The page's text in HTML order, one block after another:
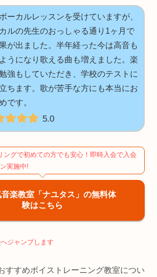
ーカルレッスンを受けていますが、
ルの先生のおっしゃる通り1ヶ月で
が出ました。半年経った今は高音も
うになり歌える曲も増えました。楽
強もしていただき、学校のテストに
ちます。歌が苦手な方にも本当にお
です。
5.0
ングで初めての方でも安心！即時入会で入会
実施中!
楽教室「ナユタス」の無料体
験はこちら
へジャンプします
すすめボイストレーニング教室につい